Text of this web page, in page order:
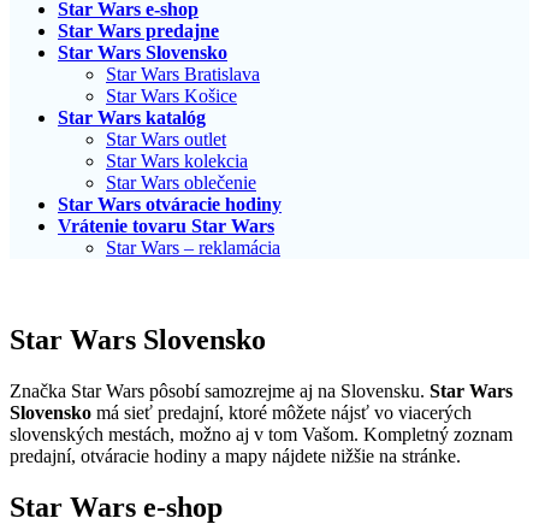
Star Wars e-shop
Star Wars predajne
Star Wars Slovensko
Star Wars Bratislava
Star Wars Košice
Star Wars katalóg
Star Wars outlet
Star Wars kolekcia
Star Wars oblečenie
Star Wars otváracie hodiny
Vrátenie tovaru Star Wars
Star Wars – reklamácia
Star Wars Slovensko
Značka Star Wars pôsobí samozrejme aj na Slovensku. Star Wars
Slovensko má sieť predajní, ktoré môžete nájsť vo viacerých
slovenských mestách, možno aj v tom Vašom. Kompletný zoznam
predajní, otváracie hodiny a mapy nájdete nižšie na stránke.
Star Wars e-shop